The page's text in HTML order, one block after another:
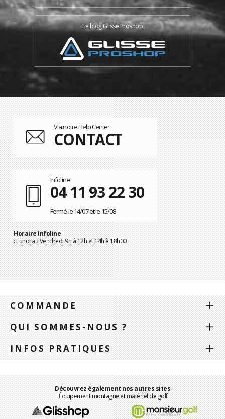
Le blog Glisse Proshop
Via notre Help Center
CONTACT
Infoline
04 11 93 22 30
Fermé le 14/07 et le 15/08
Horaire Infoline
: Lundi au Vendredi 9h à 12h et 14h à 18h00
COMMANDE
QUI SOMMES-NOUS ?
INFOS PRATIQUES
Découvrez également nos autres sites
Équipement montagne et matériel de golf